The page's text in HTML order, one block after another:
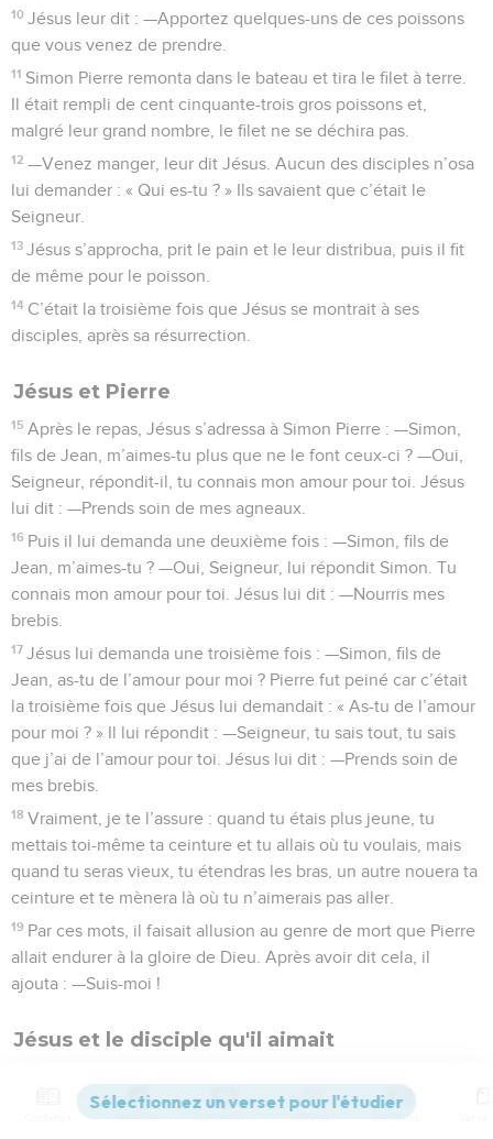
10 Jésus leur dit : —Apportez quelques-uns de ces poissons
que vous venez de prendre.
11 Simon Pierre remonta dans le bateau et tira le filet à terre.
Il était rempli de cent cinquante-trois gros poissons et,
malgré leur grand nombre, le filet ne se déchira pas.
12 —Venez manger, leur dit Jésus. Aucun des disciples n’osa
lui demander : « Qui es-tu ? » Ils savaient que c’était le
Seigneur.
13 Jésus s’approcha, prit le pain et le leur distribua, puis il fit
de même pour le poisson.
14 C’était la troisième fois que Jésus se montrait à ses
disciples, après sa résurrection.
Jésus et Pierre
15 Après le repas, Jésus s’adressa à Simon Pierre : —Simon,
fils de Jean, m’aimes-tu plus que ne le font ceux-ci ? —Oui,
Seigneur, répondit-il, tu connais mon amour pour toi. Jésus
lui dit : —Prends soin de mes agneaux.
16 Puis il lui demanda une deuxième fois : —Simon, fils de
Jean, m’aimes-tu ? —Oui, Seigneur, lui répondit Simon. Tu
connais mon amour pour toi. Jésus lui dit : —Nourris mes
brebis.
17 Jésus lui demanda une troisième fois : —Simon, fils de
Jean, as-tu de l’amour pour moi ? Pierre fut peiné car c’était
la troisième fois que Jésus lui demandait : « As-tu de l’amour
pour moi ? » Il lui répondit : —Seigneur, tu sais tout, tu sais
que j’ai de l’amour pour toi. Jésus lui dit : —Prends soin de
mes brebis.
18 Vraiment, je te l’assure : quand tu étais plus jeune, tu
mettais toi-même ta ceinture et tu allais où tu voulais, mais
quand tu seras vieux, tu étendras les bras, un autre nouera ta
ceinture et te mènera là où tu n’aimerais pas aller.
19 Par ces mots, il faisait allusion au genre de mort que Pierre
allait endurer à la gloire de Dieu. Après avoir dit cela, il
ajouta : —Suis-moi !
Jésus et le disciple qu'il aimait
il marchait derrière eux. C’est ce disciple qui, au cours du
Versions Commentaires Strong